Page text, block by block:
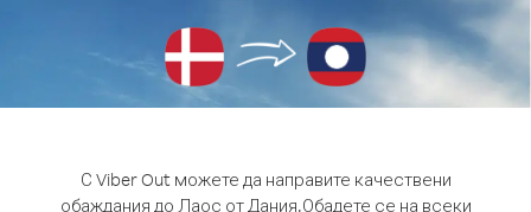
С Viber Out можете да направите качествени
обаждания до Лаос от Дания.Обадете се на всеки